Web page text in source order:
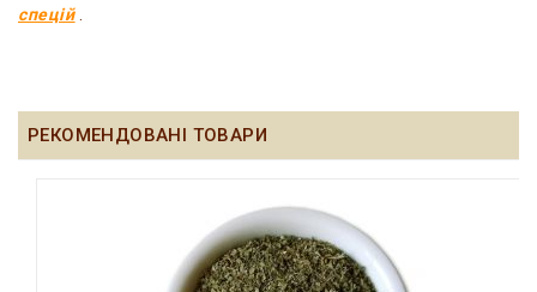
спецій.
РЕКОМЕНДОВАНІ ТОВАРИ